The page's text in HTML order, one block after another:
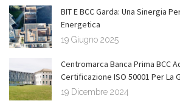
BIT E BCC Garda: Una Sinergia
Energetica
19 Giugno 2025
Centromarca Banca Prima BCC
Certificazione ISO 50001 Per La
19 Dicembre 2024